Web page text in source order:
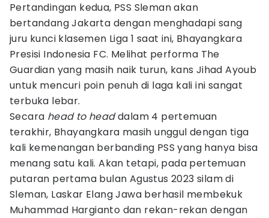
Pertandingan kedua, PSS Sleman akan
bertandang Jakarta dengan menghadapi sang
juru kunci klasemen Liga 1 saat ini, Bhayangkara
Presisi Indonesia FC. Melihat performa The
Guardian yang masih naik turun, kans Jihad Ayoub
untuk mencuri poin penuh di laga kali ini sangat
terbuka lebar.
Secara head to headdalam 4 pertemuan
terakhir, Bhayangkara masih unggul dengan tiga
kali kemenangan berbanding PSS yang hanya bisa
menang satu kali. Akan tetapi, pada pertemuan
putaran pertama bulan Agustus 2023 silam di
Sleman, Laskar Elang Jawa berhasil membekuk
Muhammad Hargianto dan rekan-rekan dengan